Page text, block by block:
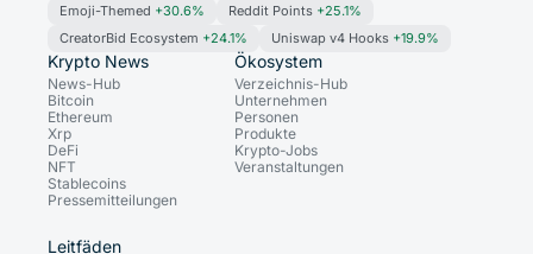
Emoji-Themed +30.6% Reddit Points +25.1%
CreatorBid Ecosystem +24.1% Uniswap v4 Hooks +19.9%
Krypto News
News-Hub
Bitcoin
Ethereum
Xrp
DeFi
NFT
Stablecoins
Pressemitteilungen
Ökosystem
Verzeichnis-Hub
Unternehmen
Personen
Produkte
Krypto-Jobs
Veranstaltungen
Leitfäden